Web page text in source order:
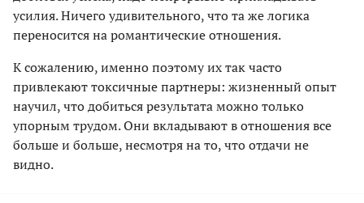
усилия. Ничего удивительного, что та же логика
переносится на романтические отношения.
К сожалению, именно поэтому их так часто
привлекают токсичные партнеры: жизненный опыт
научил, что добиться результата можно только
упорным трудом. Они вкладывают в отношения все
больше и больше, несмотря на то, что отдачи не
видно.